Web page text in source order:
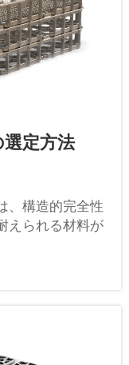
定方法
、構造的完全性
えられる材料が
ら石油化学ま
可欠なソリュー